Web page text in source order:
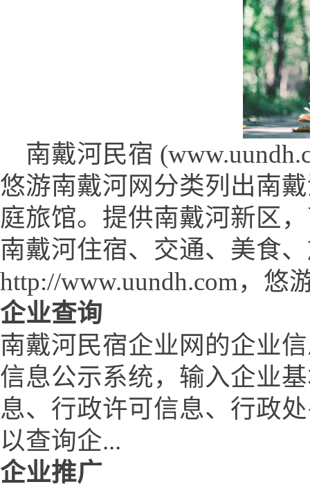
南戴河民宿
悠游南戴河网分类列出南
庭旅馆。提供南戴河新区
南戴河住宿、交通、美食
http://www.uundh.com，悠
企业查询
南戴河民宿企业网的企业
信息公示系统，输入企业
息、行政许可信息、行政
以查询企...
企业推广